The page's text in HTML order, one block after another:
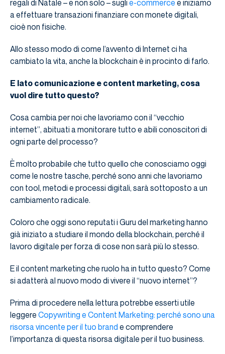
regali di Natale – e non solo – sugli e-commerce e iniziamo
a effettuare transazioni finanziare con monete digitali,
cioè non fisiche.
Allo stesso modo di come l’avvento di Internet ci ha
cambiato la vita, anche la blockchain è in procinto di farlo.
E lato comunicazione e content marketing, cosa
vuol dire tutto questo?
Cosa cambia per noi che lavoriamo con il “vecchio
internet”, abituati a monitorare tutto e abili conoscitori di
ogni parte del processo?
È molto probabile che tutto quello che conosciamo oggi
come le nostre tasche, perché sono anni che lavoriamo
con tool, metodi e processi digitali, sarà sottoposto a un
cambiamento radicale.
Coloro che oggi sono reputati i Guru del marketing hanno
già iniziato a studiare il mondo della blockchain, perché il
lavoro digitale per forza di cose non sarà più lo stesso.
E il content marketing che ruolo ha in tutto questo? Come
si adatterà al nuovo modo di vivere il “nuovo internet”?
Prima di procedere nella lettura potrebbe esserti utile
leggere Copywriting e Content Marketing: perché sono una
risorsa vincente per il tuo brand e comprendere
l’importanza di questa risorsa digitale per il tuo business.